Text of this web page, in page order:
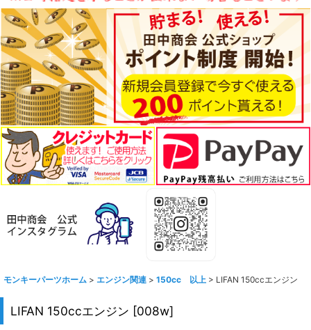
モンキーパーツホーム > エンジン関連 > 150cc 以上 > LIFAN 150ccエンジン
LIFAN 150ccエンジン [008w]